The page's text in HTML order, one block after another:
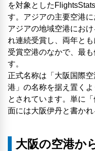
を対象とした
す。アジアの主要空港
アジアの地域空港にお
れ連続受賞し、両年と
受賞空港のなかで、最
す。
正式名称は「大阪国際
港」の名称を据え置く
とされています。単に
面には大阪伊丹と書かれ
大阪の空港か